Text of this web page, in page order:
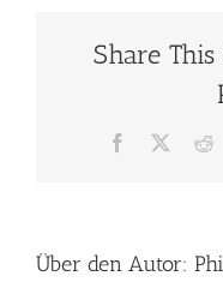
Share
Facebook
Über den Autor: